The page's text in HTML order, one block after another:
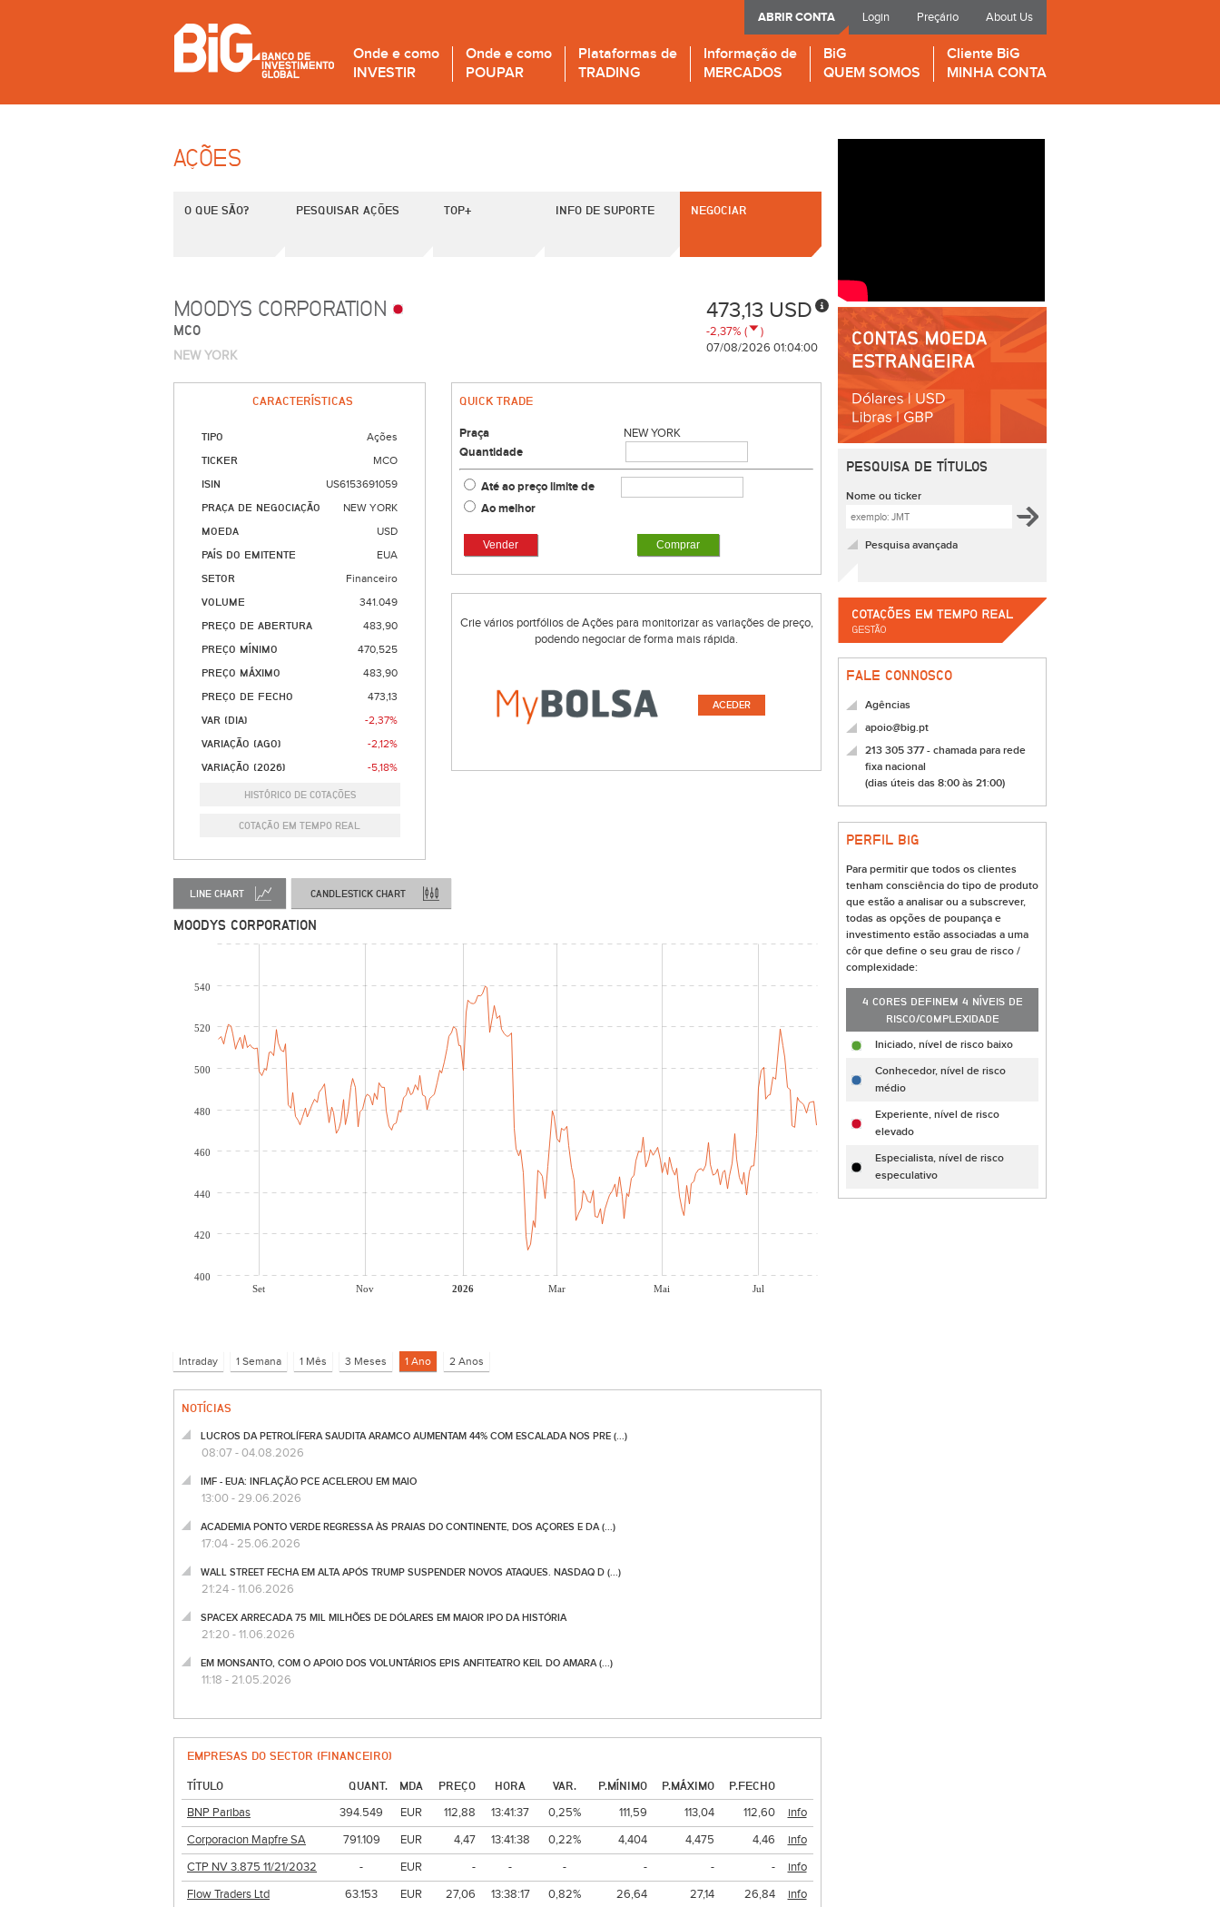
Login Preçário About Us
ABRIR CONTA
Onde e como
INVESTIR
Onde e como
POUPAR
Plataformas de
TRADING
Informação de
MERCADOS
BiG
QUEM SOMOS
Cliente BiG
MINHA CONTA
AÇÕES
O QUE SÃO? PESQUISAR AÇÕES TOP+ INFO DE SUPORTE NEGOCIAR
MOODYS CORPORATION
MCO
NEW YORK
473,13 USD
-2,37% (
)
07/08/2026 01:04:00
CARACTERÍSTICAS
TIPO Ações
TICKER MCO
ISIN US6153691059
PRAÇA DE NEGOCIAÇÃO NEW YORK
MOEDA USD
PAÍS DO EMITENTE EUA
SETOR Financeiro
VOLUME 341.049
PREÇO DE ABERTURA 483,90
PREÇO MÍNIMO 470,525
PREÇO MÁXIMO 483,90
PREÇO DE FECHO 473,13
VAR (DIA) -2,37%
VARIAÇÃO (AGO) -2,12%
VARIAÇÃO (2026) -5,18%
HISTÓRICO DE COTAÇÕES
COTAÇÃO EM TEMPO REAL
QUICK TRADE
Praça
NEW YORK
Quantidade
Até ao preço limite de
Ao melhor
Vender Comprar
Crie vários portfólios de Ações para monitorizar as variações de preço,
podendo negociar de forma mais rápida.
ACEDER
LINE CHART CANDLESTICK CHART
MOODYS CORPORATION
Set Nov 2026 Mar Mai Jul
400
420
440
460
480
500
520
540
NOTÍCIAS
LUCROS DA PETROLÍFERA SAUDITA ARAMCO AUMENTAM 44% COM ESCALADA NOS PRE (...)
08:07 - 04.08.2026
IMF - EUA: INFLAÇÃO PCE ACELEROU EM MAIO
13:00 - 29.06.2026
ACADEMIA PONTO VERDE REGRESSA ÀS PRAIAS DO CONTINENTE, DOS AÇORES E DA (...)
17:04 - 25.06.2026
WALL STREET FECHA EM ALTA APÓS TRUMP SUSPENDER NOVOS ATAQUES. NASDAQ D (...)
21:24 - 11.06.2026
SPACEX ARRECADA 75 MIL MILHÕES DE DÓLARES EM MAIOR IPO DA HISTÓRIA
21:20 - 11.06.2026
EM MONSANTO, COM O APOIO DOS VOLUNTÁRIOS EPIS ANFITEATRO KEIL DO AMARA (...)
11:18 - 21.05.2026
EMPRESAS DO SECTOR (FINANCEIRO)
TÍTULO QUANT. MDA PREÇO HORA VAR. P.MÍNIMO P.MÁXIMO
P.FECHO
BNP Paribas
394.549 EUR 112,88 13:41:37 0,25% 111,59 113,04 112,60
info
Corporacion Mapfre SA
791.109 EUR 4,47 13:41:38 0,22% 4,404 4,475 4,46
info
CTP NV 3.875 11/21/2032
- EUR - - - - - -
info
Flow Traders Ltd
63.153 EUR 27,06 13:38:17 0,82% 26,64 27,14 26,84
info
PESQUISA DE TÍTULOS
Nome ou ticker
Pesquisa avançada
FALE CONNOSCO
Agências
apoio@big.pt
213 305 377 - chamada para rede
fixa nacional
(dias úteis das 8:00 às 21:00)
PERFIL BiG
Para permitir que todos os clientes
tenham consciência do tipo de produto
que estão a analisar ou a subscrever,
todas as opções de poupança e
investimento estão associadas a uma
côr que define o seu grau de risco /
complexidade:
4 CORES DEFINEM 4 NÍVEIS DE
RISCO/COMPLEXIDADE
Iniciado, nível de risco baixo
Conhecedor, nível de risco
médio
Experiente, nível de risco
elevado
Especialista, nível de risco
especulativo